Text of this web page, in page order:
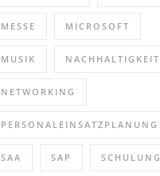
MESSE MICROSOFT
MUSIK NACHHALTIGKEIT
NETWORKING
PERSONALEINSATZPLANUNG
SAA SAP SCHULUNG